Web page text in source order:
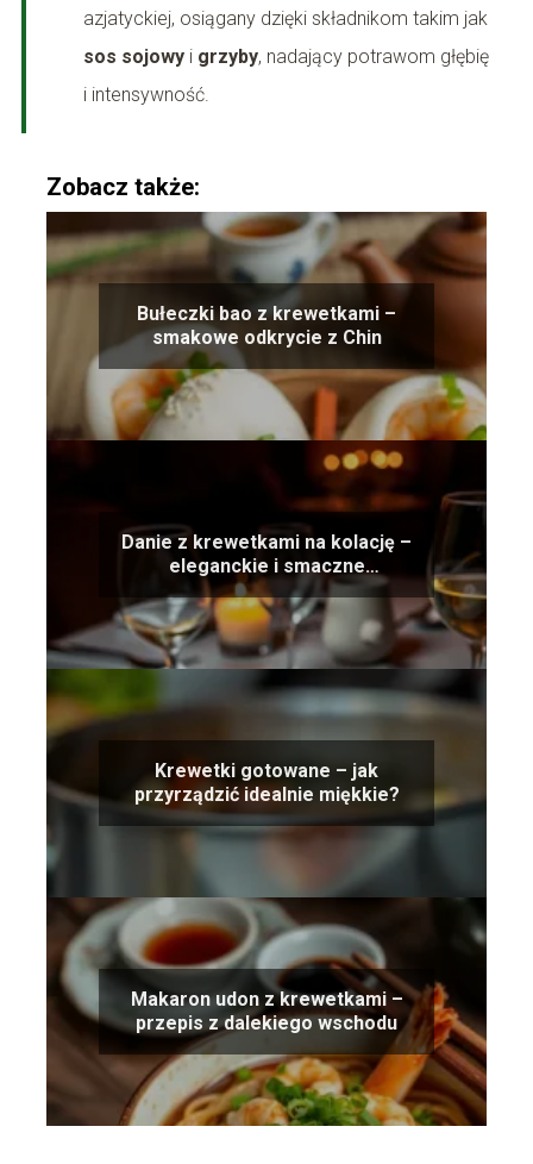
azjatyckiej, osiągany dzięki składnikom takim jak
sos sojowyi grzyby, nadający potrawom głębię
i intensywność.
Zobacz także:
Bułeczki bao z krewetkami –
smakowe odkrycie z Chin
Danie z krewetkami na kolację –
eleganckie i smaczne
propozycje.
Krewetki gotowane – jak
przyrządzić idealnie miękkie?
Makaron udon z krewetkami –
przepis z dalekiego wschodu